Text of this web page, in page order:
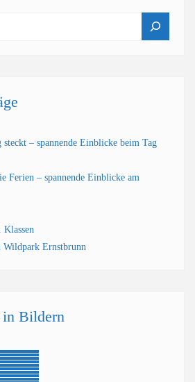
steckt – spannende Einblicke beim Tag
Ferien – spannende Einblicke am
Wildpark Ernstbrunn
in Bildern